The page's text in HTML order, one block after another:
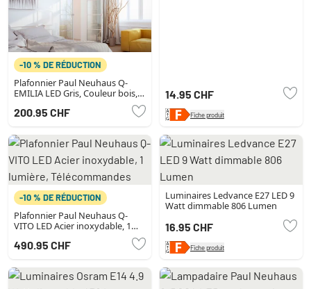
-10 % DE RÉDUCTION
Plafonnier Paul Neuhaus Q-
EMILIA LED Gris, Couleur bois, 1
200.95 CHF
14.95 CHF
Fiche produit
-10 % DE RÉDUCTION
Plafonnier Paul Neuhaus Q-
VITO LED Acier inoxydable, 1
490.95 CHF
Luminaires Ledvance E27 LED 9
Watt dimmable 806 Lumen
16.95 CHF
Fiche produit